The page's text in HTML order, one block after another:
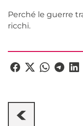
Perché le guerre
ricchi.